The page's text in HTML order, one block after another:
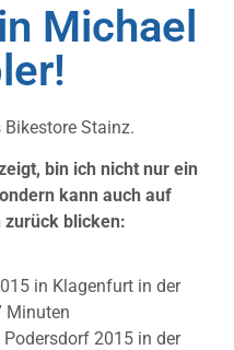
Michael
Stainz.
bin ich nicht nur ein
kann auch auf
zurück blicken:
in Klagenfurt in der
Minuten
2015 in der